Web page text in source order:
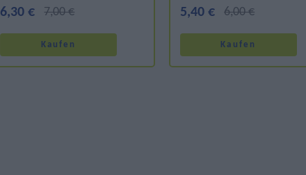
6,30 € 7,00 € 5,40 € 6,00 €